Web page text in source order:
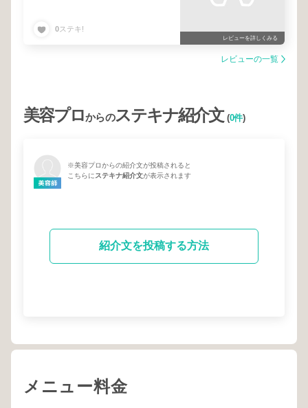
0ステキ!
レビューを詳しくみる
レビューの一覧
美容プロからのステキナ紹介文(0件)
※美容プロからの紹介文が投稿されると
こちらにステキナ紹介文が表示されます
紹介文を投稿する方法
メニュー料金